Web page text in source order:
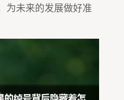
为未来的发展做好准